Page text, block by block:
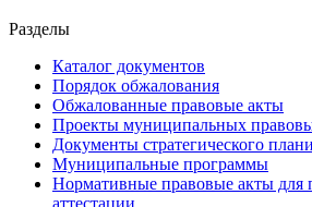
Разделы
Каталог документов
Порядок обжалования
Обжалованные правовые акты
Проекты муниципальных
Документы стратегического
Муниципальные программы
Нормативные правовые акты для
аттестации